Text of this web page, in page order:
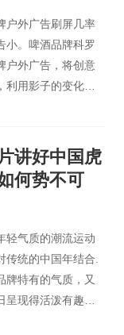
户外广告刷屏几率
小。啤酒品牌科罗
户外广告，将创意
利用影子的变化展
讲好中国虎
何势不可
轻气质的潮流运动
传统的中国年结合.
牌特有的气质，又
呈现得活泼有趣是